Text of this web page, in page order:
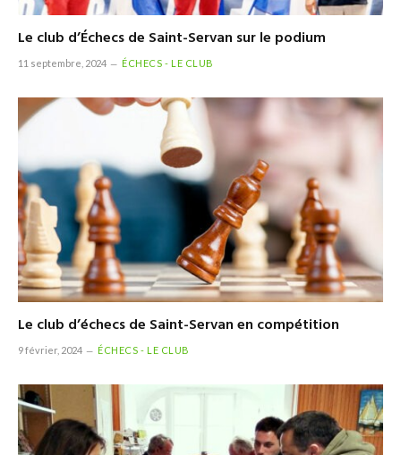
Le club d’Échecs de Saint-Servan sur le podium
11 septembre, 2024 ÉCHECS - LE CLUB
Le club d’échecs de Saint-Servan en compétition
9 février, 2024 ÉCHECS - LE CLUB